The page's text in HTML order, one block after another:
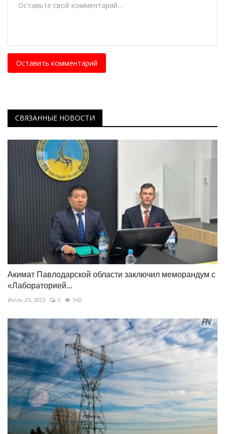
Оставить комментарий
СВЯЗАННЫЕ НОВОСТИ
Акимат Павлодарской области заключил меморандум с
«Лабораторией...
Июль 25, 2023 0 342